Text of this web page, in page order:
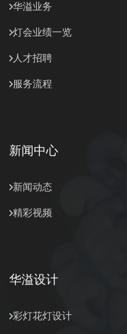
华溢业务
灯会业绩一览
人才招聘
服务流程
新闻中心
新闻动态
精彩视频
华溢设计
彩灯花灯设计